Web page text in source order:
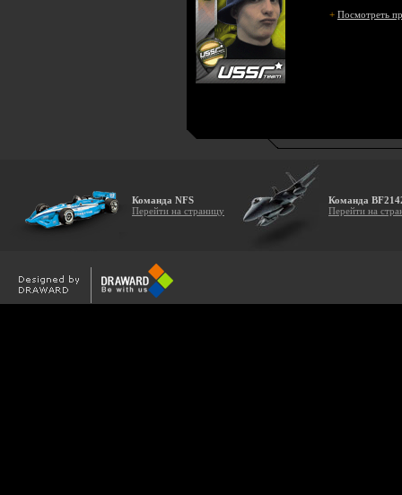
+ Посмотреть
Команда NFS
Перейти на страницу
Команда
Перейти на